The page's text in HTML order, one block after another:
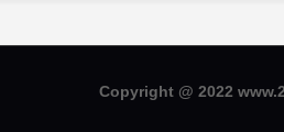
Copyright @ 2022